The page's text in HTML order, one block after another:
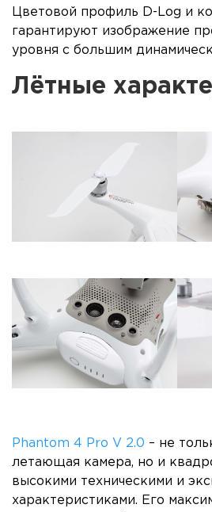
Цветовой профиль D-Log и
гарантируют изображение
уровня с большим
Лётные
Phantom 4 Pro V 2.0 – не
летающая камера, но и
высокими техническими и
характеристиками. Его